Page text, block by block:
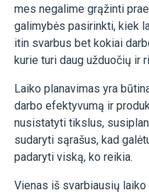
mes negalime grąžinti
galimybės pasirinkti, kiek
itin svarbus bet kokiai
kurie turi daug užduočių ir
Laiko planavimas yra
darbo efektyvumą ir
nusistatyti tikslus,
sudaryti sąrašus, kad
padaryti viską, ko reikia.
Vienas iš svarbiausių